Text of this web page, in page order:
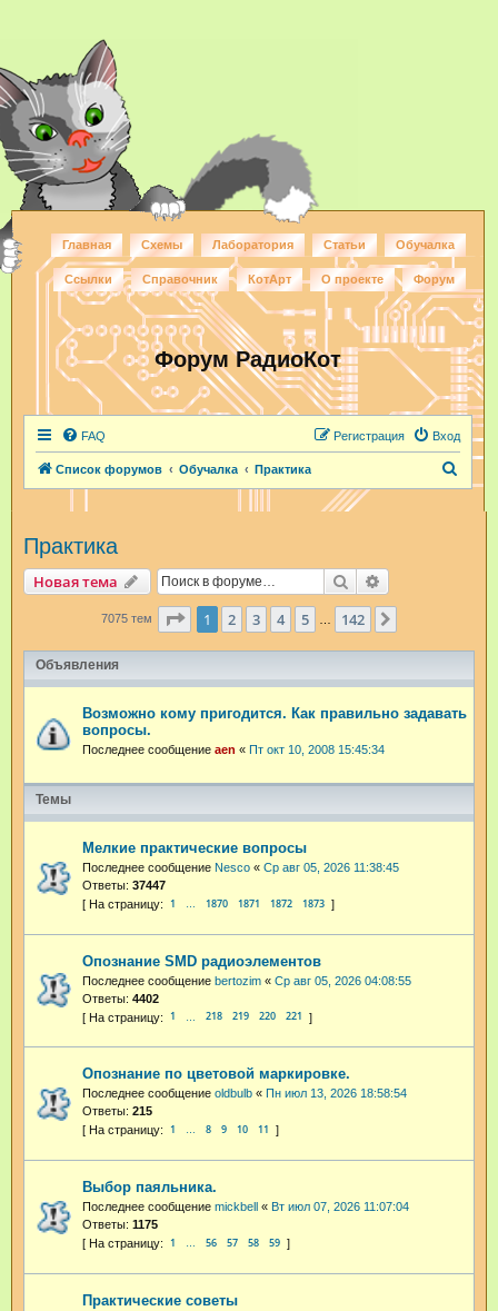
Главная Схемы Лаборатория Статьи Обучалка
Ссылки Справочник КотАрт О проекте Форум
Форум РадиоКот
FAQ Вход
Регистрация
Список форумов Обучалка Практика
Практика
Новая тема Поиск
7075 тем Страница из 142
1 2 3 4 5 142
Объявления
Возможно кому пригодится. Как правильно задавать
вопросы.
Последнее сообщение aen « Пт окт 10, 2008 15:45:34
Темы
Мелкие практические вопросы
Последнее сообщение Nesco « Ср авг 05, 2026 11:38:45
Ответы: 37447
1 … 1870 1871 1872 1873
Опознание SMD радиоэлементов
Последнее сообщение bertozim « Ср авг 05, 2026 04:08:55
Ответы: 4402
1 218 219 220 221
Опознание по цветовой маркировке.
Последнее сообщение oldbulb « Пн июл 13, 2026 18:58:54
Ответы: 215
1 … 8 9 10 11
Выбор паяльника.
Последнее сообщение mickbell « Вт июл 07, 2026 11:07:04
Ответы: 1175
1 … 56 57 58 59
Практические советы